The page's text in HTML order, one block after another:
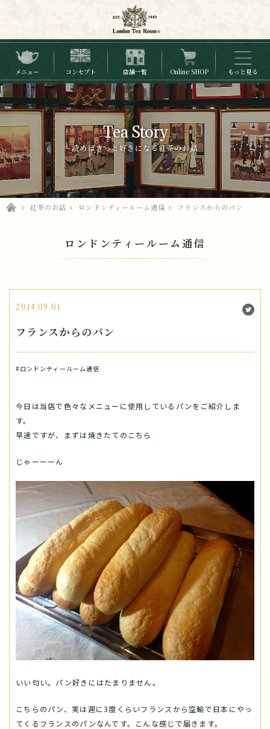
メニュー コンセプト 店舗一覧 Online SHOP もっと見る
Tea Story
読めばきっと好きになる紅茶のお話
紅茶のお話 ロンドンティールーム通信 フランスからのパン
ロンドンティールーム通信
2014.09.01
フランスからのパン
#ロンドンティールーム通信
今日は当店で色々なメニューに使用しているパンをご紹介しま
す。
早速ですが、まずは焼きたてのこちら
じゃーーーん
いい匂い。パン好きにはたまりません。
こちらのパン、実は週に3度くらいフランスから空輸で日本にやっ
てくるフランスのパンなんです。こんな感じで届きます。